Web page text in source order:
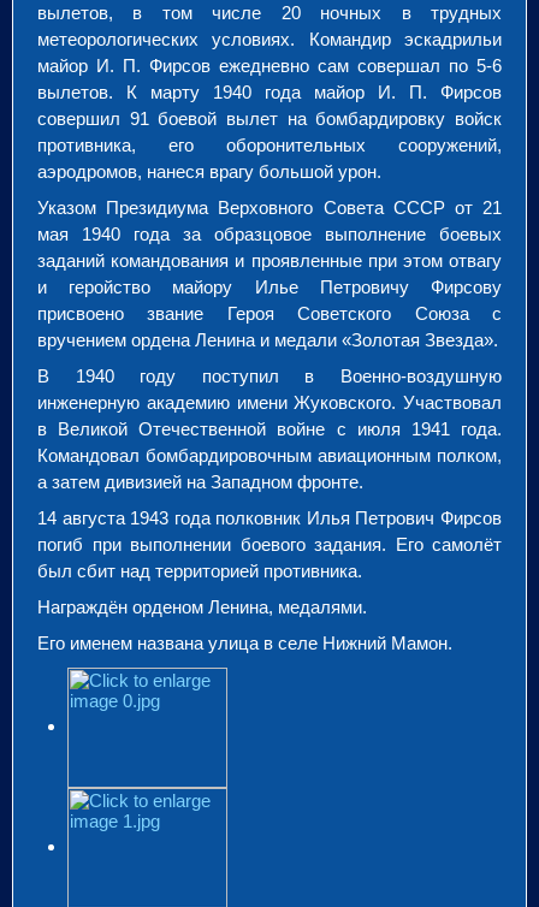
вылетов, в том числе 20 ночных в трудных
метеорологических условиях. Командир эскадрильи
майор И. П. Фирсов ежедневно сам совершал по 5-6
вылетов. К марту 1940 года майор И. П. Фирсов
совершил 91 боевой вылет на бомбардировку войск
противника, его оборонительных сооружений,
аэродромов, нанеся врагу большой урон.
Указом Президиума Верховного Совета СССР от 21
мая 1940 года за образцовое выполнение боевых
заданий командования и проявленные при этом отвагу
и геройство майору Илье Петровичу Фирсову
присвоено звание Героя Советского Союза с
вручением ордена Ленина и медали «Золотая Звезда».
В 1940 году поступил в Военно-воздушную
инженерную академию имени Жуковского. Участвовал
в Великой Отечественной войне с июля 1941 года.
Командовал бомбардировочным авиационным полком,
а затем дивизией на Западном фронте.
14 августа 1943 года полковник Илья Петрович Фирсов
погиб при выполнении боевого задания. Его самолёт
был сбит над территорией противника.
Награждён орденом Ленина, медалями.
Его именем названа улица в селе Нижний Мамон.